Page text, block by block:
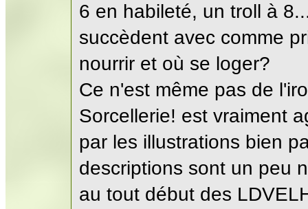
6 en habileté, un troll à
succèdent avec comme
nourrir et où se loger?
Ce n'est même pas de
Sorcellerie! est vraiment
par les illustrations bien
descriptions sont un peu
au tout début des